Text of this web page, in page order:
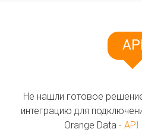
API
Не нашли готовое
интеграцию для
Orange Data - API